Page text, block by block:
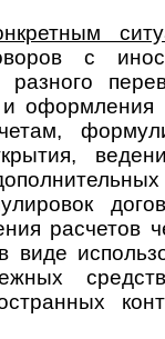
с
и
расчетов
виде